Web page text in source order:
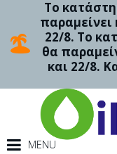
Το
παραμείνει
22/8. Το
θα
και 22/8.
MENU